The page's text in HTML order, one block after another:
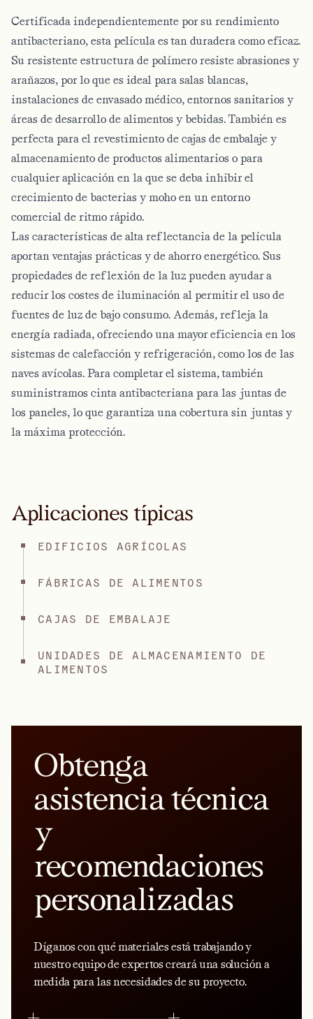
Certificada independientemente por su rendimiento
antibacteriano, esta película es tan duradera como eficaz.
Su resistente estructura de polímero resiste abrasiones y
arañazos, por lo que es ideal para salas blancas,
instalaciones de envasado médico, entornos sanitarios y
áreas de desarrollo de alimentos y bebidas. También es
perfecta para el revestimiento de cajas de embalaje y
almacenamiento de productos alimentarios o para
cualquier aplicación en la que se deba inhibir el
crecimiento de bacterias y moho en un entorno
comercial de ritmo rápido.
Las características de alta reflectancia de la película
aportan ventajas prácticas y de ahorro energético. Sus
propiedades de reflexión de la luz pueden ayudar a
reducir los costes de iluminación al permitir el uso de
fuentes de luz de bajo consumo. Además, refleja la
energía radiada, ofreciendo una mayor eficiencia en los
sistemas de calefacción y refrigeración, como los de las
naves avícolas. Para completar el sistema, también
suministramos cinta antibacteriana para las juntas de
los paneles, lo que garantiza una cobertura sin juntas y
la máxima protección.
Aplicaciones típicas
EDIFICIOS AGRÍCOLAS
FÁBRICAS DE ALIMENTOS
CAJAS DE EMBALAJE
UNIDADES DE ALMACENAMIENTO DE
ALIMENTOS
Obtenga
asistencia técnica
y
recomendaciones
personalizadas
Díganos con qué materiales está trabajando y
nuestro equipo de expertos creará una solución a
medida para las necesidades de su proyecto.